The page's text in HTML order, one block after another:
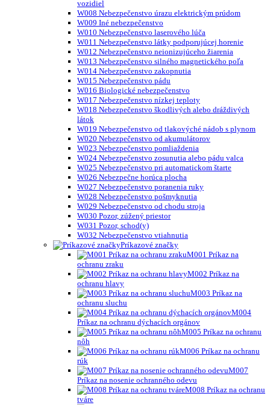
vozidiel
W008 Nebezpečenstvo úrazu elektrickým prúdom
W009 Iné nebezpečenstvo
W010 Nebezpečenstvo laserového lúča
W011 Nebezpečenstvo látky podporujúcej horenie
W012 Nebezpečenstvo neionizujúceho žiarenia
W013 Nebezpečenstvo silného magnetického poľa
W014 Nebezpečenstvo zakopnutia
W015 Nebezpečenstvo pádu
W016 Biologické nebezpečenstvo
W017 Nebezpečenstvo nízkej teploty
W018 Nebezpečenstvo škodlivých alebo dráždivých
látok
W019 Nebezpečenstvo od tlakovýché nádob s plynom
W020 Nebezpečenstvo od akumulátorov
W023 Nebezpečenstvo pomliaždenia
W024 Nebezpečenstvo zosunutia alebo pádu valca
W025 Nebezpečenstvo pri automatickom štarte
W026 Nebezpečne horúca plocha
W027 Nebezpečenstvo poranenia ruky
W028 Nebezpečenstvo pošmyknutia
W029 Nebezpečenstvo od chodu stroja
W030 Pozor, zúžený priestor
W031 Pozor, schod(y)
W032 Nebezpečenstvo vtiahnutia
Príkazové značky
M001 Príkaz na
ochranu zraku
M002 Príkaz na
ochranu hlavy
M003 Príkaz na
ochranu sluchu
M004
Príkaz na ochranu dýchacích orgánov
M005 Príkaz na ochranu
nôh
M006 Príkaz na ochranu
rúk
M007
Príkaz na nosenie ochranného odevu
M008 Príkaz na ochranu
tváre